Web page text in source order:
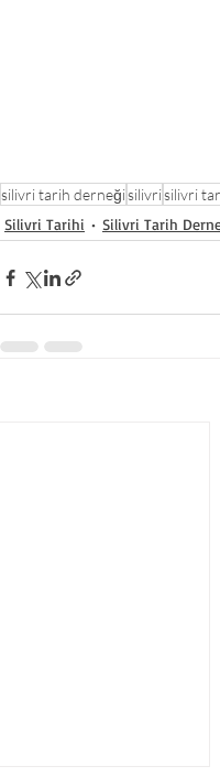
silivri tarih derneğisilivrisilivri
Silivri Tarihi
Silivri Tarih